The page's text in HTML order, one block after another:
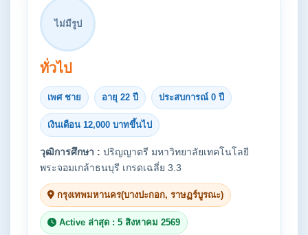
ไม่มีรูป
ทั่วไป
เพศ ชาย อายุ 22 ปี ประสบการณ์ 0 ปี
เงินเดือน 12,000 บาทขึ้นไป
วุฒิการศึกษา : ปริญญาตรี มหาวิทยาลัยเทคโนโลยี
พระจอมเกล้าธนบุรี เกรดเฉลี่ย 3.3
กรุงเทพมหานคร(บางปะกอก, ราษฏร์บูรณะ)
Active ล่าสุด : 5 สิงหาคม 2569